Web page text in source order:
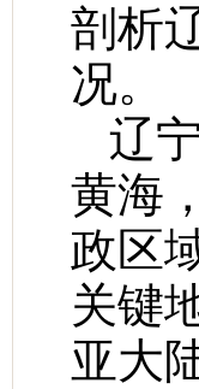
剖析
况。
辽
黄海
政区
关键
亚大